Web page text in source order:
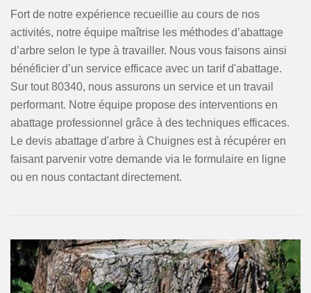
Fort de notre expérience recueillie au cours de nos
activités, notre équipe maîtrise les méthodes d’abattage
d’arbre selon le type à travailler. Nous vous faisons ainsi
bénéficier d’un service efficace avec un tarif d'abattage.
Sur tout 80340, nous assurons un service et un travail
performant. Notre équipe propose des interventions en
abattage professionnel grâce à des techniques efficaces.
Le devis abattage d'arbre à Chuignes est à récupérer en
faisant parvenir votre demande via le formulaire en ligne
ou en nous contactant directement.